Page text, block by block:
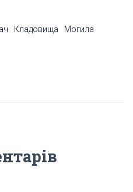
Кладовища Могила